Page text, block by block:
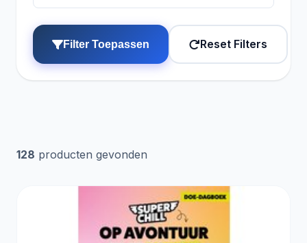
Filter Toepassen Reset Filters
128 producten gevonden